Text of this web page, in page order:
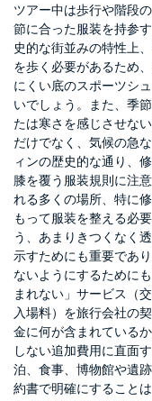
ツアー中は歩行や階段
節に合った服装を持参
史的な街並みの特性上
を歩く必要があるため
にくい底のスポーツシ
いでしょう。また、季
たは寒さを感じさせな
だけでなく、気候の急
ィンの歴史的な通り、
膝を覆う服装規則に注
れる多くの場所、特に
もって服装を整える必
う、あまりきつくなく
示すためにも重要であ
ないようにするために
まれない」サービス（
入場料）を旅行会社の
金に何が含まれている
しない追加費用に直面
泊、食事、博物館や遺
約書で明確にすること